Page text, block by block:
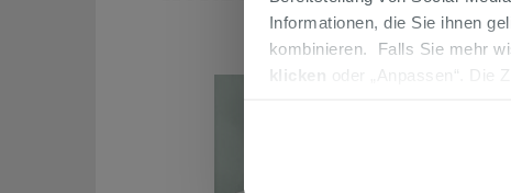
Informationen, die Sie ihnen
kombinieren. Falls Sie mehr
klicken
oder „Anpassen“. Die